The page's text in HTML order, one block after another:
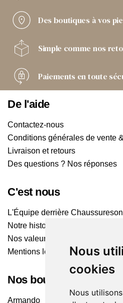
Nous
cookies
Nous
Des boutiques à vos
Simple comme nos
Paiements en toute
De l'aide
Contactez-nous
Conditions générales de vente
Livraison et retours
Des questions ? Nos réponses
C'est nous
L'Équipe derrière
Notre histoire
Nos valeurs
Mentions légales
Nos boutiques
Armando